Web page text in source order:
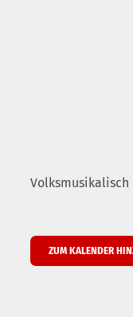
Volksmusikalisch
ZUM KALENDER